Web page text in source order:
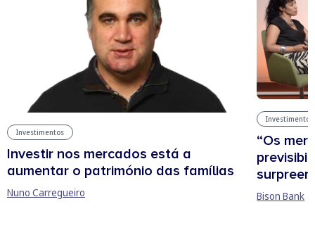
Investimentos
Investir nos mercados está a
aumentar o património das famílias
Nuno Carregueiro
Investimentos
“Os
Bison Bank